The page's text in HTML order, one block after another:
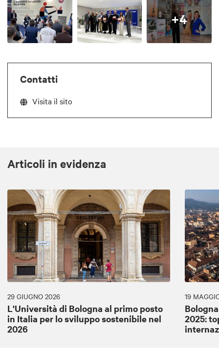
+4
Contatti
Visita il sito
Articoli in evidenza
29 GIUGNO 2026
L'Università di Bologna al primo posto
in Italia per lo sviluppo sostenibile nel
2026
19
2025: